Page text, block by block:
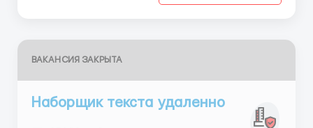
ВАКАНСИЯ ЗАКРЫТА
Наборщик текста удаленно